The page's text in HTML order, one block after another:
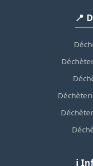
📍
ℹ️